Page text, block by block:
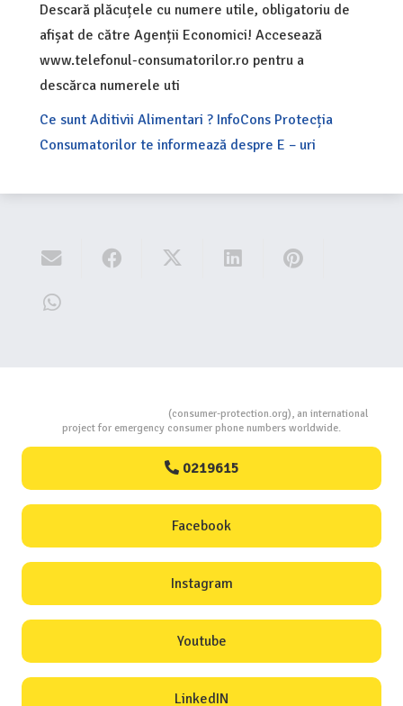
Descară plăcuțele cu numere utile, obligatoriu de
afișat de către Agenții Economici! Accesează
www.telefonul-consumatorilor.ro pentru a
descărca numerele uti
Ce sunt Aditivii Alimentari ? InfoCons Protecția
Consumatorilor te informează despre E – uri
(consumer-protection.org), an international
project for emergency consumer phone numbers worldwide.
0219615
Facebook
Instagram
Youtube
LinkedIN